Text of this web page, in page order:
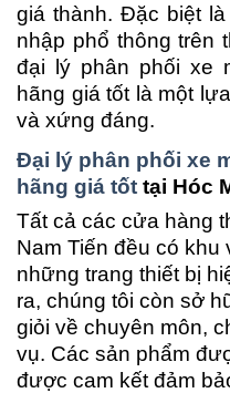
giá thành. Đặc biệt
nhập phổ thông trên
đại lý phân phối xe
hãng giá tốt là một
và xứng đáng.
Đại lý phân phối xe
hãng giá tốt tại Hóc
Tất cả các cửa hàng
Nam Tiến đều có
những trang thiết bị
ra, chúng tôi còn sở
giỏi về chuyên môn,
vụ. Các sản phẩm
được cam kết đảm